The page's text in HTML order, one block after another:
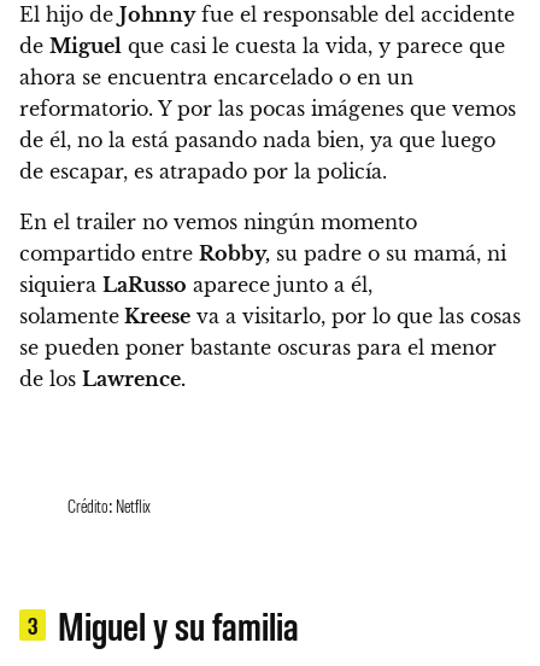
El hijo de Johnnyfue el responsable del accidente
de Miguel que casi le cuesta la vida, y parece que
ahora se encuentra encarcelado o en un
reformatorio. Y por las pocas imágenes que vemos
de él, no la está pasando nada bien, ya que luego
de escapar, es atrapado por la policía.
En el trailer no vemos ningún momento
compartido entre Robby, su padre o su mamá, ni
siquiera LaRusso aparece junto a él,
solamente Kreese va a visitarlo, por lo que las cosas
se pueden poner bastante oscuras para el menor
de los Lawrence.
Crédito: Netflix
3 Miguel y su familia